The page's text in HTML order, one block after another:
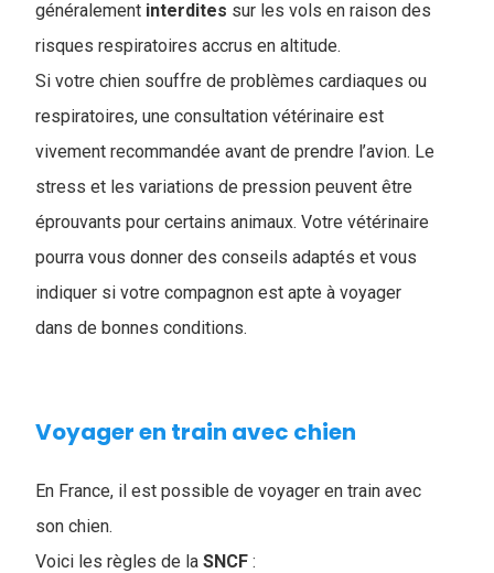
généralement interdites sur les vols en raison des
risques respiratoires accrus en altitude.
Si votre chien souffre de problèmes cardiaques ou
respiratoires, une consultation vétérinaire est
vivement recommandée avant de prendre l’avion. Le
stress et les variations de pression peuvent être
éprouvants pour certains animaux. Votre vétérinaire
pourra vous donner des conseils adaptés et vous
indiquer si votre compagnon est apte à voyager
dans de bonnes conditions.
Voyager en train avec chien
En France, il est possible de voyager en train avec
son chien.
Voici les règles de la SNCF :